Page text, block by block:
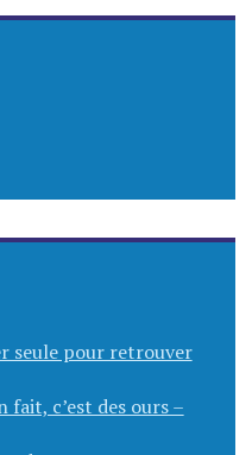
seule pour retrouver
fait, c’est des ours –